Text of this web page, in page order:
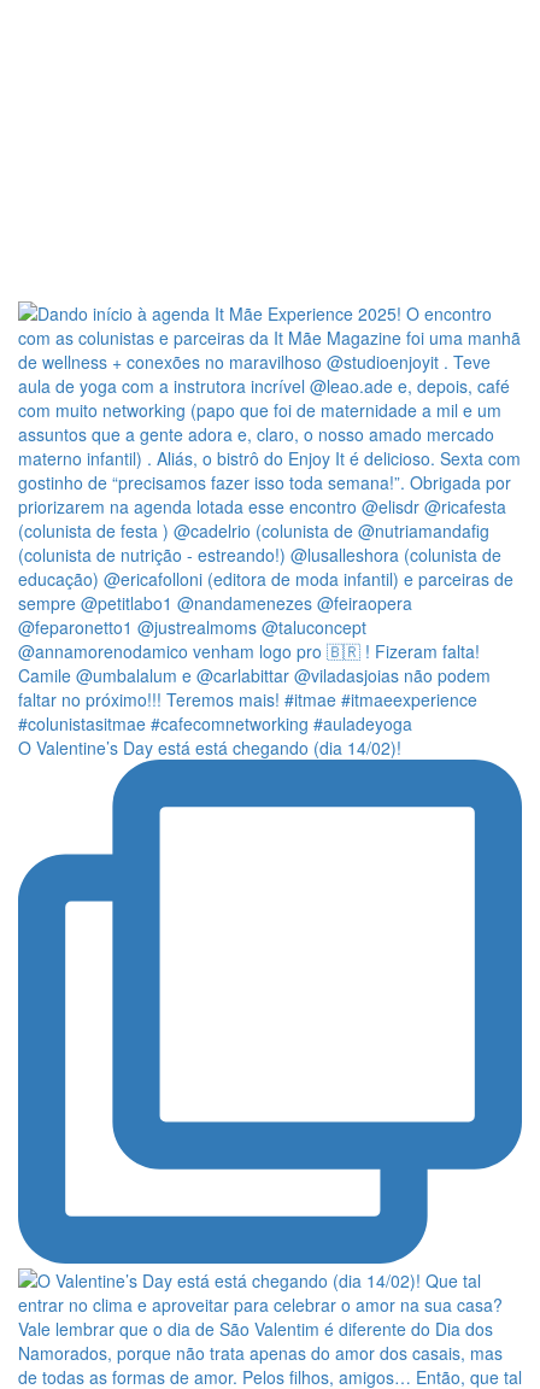
O Valentine’s Day está está chegando (dia 14/02)!